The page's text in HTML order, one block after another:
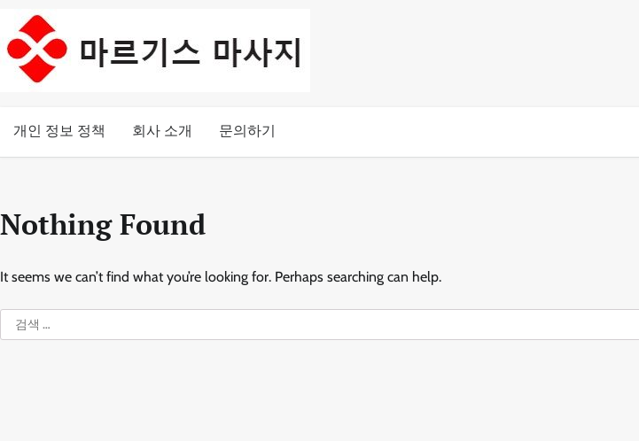
content
개인 정보 정책 회사 소개 문의하기
Nothing Found
It seems we can’t find what you’re looking for. Perhaps searching can help.
색: